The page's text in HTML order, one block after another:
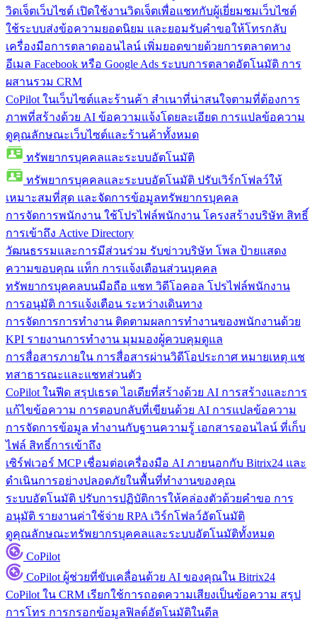
วิดเจ็ตเว็บไซต์ เปิดใช้งานวิดเจ็ตเพื่อแชทกับผู้เยี่ยมชมเว็บไซต์
ใช้ระบบส่งข้อความยอดนิยม และยอมรับคำขอให้โทรกลับ
เครื่องมือการตลาดออนไลน์ เพิ่มยอดขายด้วยการตลาดทาง
อีเมล Facebook หรือ Google Ads ระบบการตลาดอัตโนมัติ การ
ผสานรวม CRM
CoPilot ในเว็บไซต์และร้านค้า สำเนาที่น่าสนใจตามที่ต้องการ
ภาพที่สร้างด้วย AI ข้อความแจ้งโดยละเอียด การแปลข้อความ
ดูคุณลักษณะเว็บไซต์และร้านค้าทั้งหมด
ทรัพยากรบุคคลและระบบอัตโนมัติ
ทรัพยากรบุคคลและระบบอัตโนมัติ ปรับเวิร์กโฟลว์ให้
เหมาะสมที่สุด และจัดการข้อมูลทรัพยากรบุคคล
การจัดการพนักงาน ใช้โปรไฟล์พนักงาน โครงสร้างบริษัท สิทธิ์
การเข้าถึง Active Directory
วัฒนธรรมและการมีส่วนร่วม รับข่าวบริษัท โพล ป้ายแสดง
ความขอบคุณ แท็ก การแจ้งเตือนส่วนบุคคล
ทรัพยากรบุคคลบนมือถือ แชท วิดีโอคอล โปรไฟล์พนักงาน
การอนุมัติ การแจ้งเตือน ระหว่างเดินทาง
การจัดการการทำงาน ติดตามผลการทำงานของพนักงานด้วย
KPI รายงานการทำงาน มุมมองผู้ควบคุมดูแล
การสื่อสารภายใน การสื่อสารผ่านวิดีโอประกาศ หมายเหตุ แช
ทสาธารณะและแชทส่วนตัว
CoPilot ในฟีด สรุปเธรด ไอเดียที่สร้างด้วย AI การสร้างและการ
แก้ไขข้อความ การตอบกลับที่เขียนด้วย AI การแปลข้อความ
การจัดการข้อมูล ทำงานกับฐานความรู้ เอกสารออนไลน์ ที่เก็บ
ไฟล์ สิทธิ์การเข้าถึง
เซิร์ฟเวอร์ MCP เชื่อมต่อเครื่องมือ AI ภายนอกกับ Bitrix24 และ
ดำเนินการอย่างปลอดภัยในพื้นที่ทำงานของคุณ
ระบบอัตโนมัติ ปรับการปฏิบัติการให้คล่องตัวด้วยคำขอ การ
อนุมัติ รายงานค่าใช้จ่าย RPA เวิร์กโฟลว์อัตโนมัติ
ดูคุณลักษณะทรัพยากรบุคคลและระบบอัตโนมัติทั้งหมด
CoPilot
CoPilot ผู้ช่วยที่ขับเคลื่อนด้วย AI ของคุณใน Bitrix24
CoPilot ใน CRM เรียกใช้การถอดความเสียงเป็นข้อความ สรุป
การโทร การกรอกข้อมูลฟิลด์อัตโนมัติในดีล